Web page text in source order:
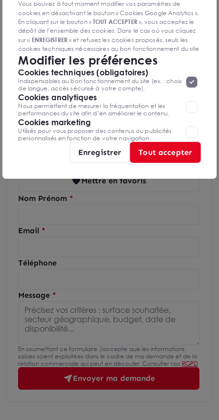
Indice d'émission de gaz à effet de serre
Diagnostics GES en cours de réalisation
Brice CHARPENTIER
Seine et Marne
01 88 608 608
Mettre en favoris
Nom Prénom
Email
Téléphone
Message
En soumettant ce formulaire, j'accepte que les informations
saisies soient exploitées dans le cadre de ma demande et de la
relation commerciale qui peut en découler. Consulter nos RGPD
Envoyer ma demande
Vous pouvez à tout moment modifier vos paramètres de
cookies en désactivant le bouton « Cookies Google Analytics ».
En cliquant sur le bouton «TOUT ACCEPTER», vous acceptez le
dépôt de l’ensemble des cookies. Dans le cas où vous cliquez
sur « ENREGISTRER» et refusez les cookies proposés, seuls les
cookies techniques nécessaires au bon fonctionnement du site
seront déposés. Pour plus d’informations, vous pouvez consulter
«Protection des données à caractère
personnel ».Lorsque vous naviguez sur notre site internet, il
peut être amenée à déposer des cookies. Vous avez la
possibilité de désactiver les cookies, ces réglages ne seront
valables que sur le navigateur que vous utilisez actuellement
Modifier les préférences
Cookies techniques (obligatoires)
Indispensables au bon fonctionnement du site (ex. : choix
de langue, accès sécurisé à votre compte).
Cookies analytiques
Nous permettent de mesurer la fréquentation et les
performances du site afin d’en améliorer le contenu.
Cookies marketing
Utilisés pour vous proposer des contenus ou publicités
personnalisés en fonction de votre navigation.
Enregistrer Tout accepter